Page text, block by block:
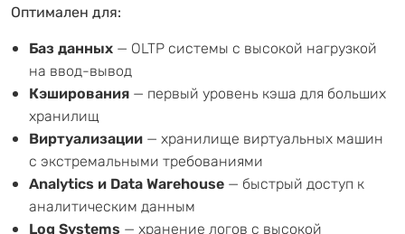
Оптимален для:
Баз данных — OLTP системы с высокой нагрузкой
на ввод-вывод
Кэширования — первый уровень кэша для больших
хранилищ
Виртуализации — хранилище виртуальных машин
с экстремальными требованиями
Analytics и Data Warehouse — быстрый доступ к
аналитическим данным
Log Systems — хранение логов с высокой